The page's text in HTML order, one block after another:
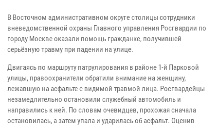
В Восточном административном округе столицы сотрудники
вневедомственной охраны Главного управления Росгвардии по
городу Москве оказали помощь гражданке, получившей
серьёзную травму при падении на улице.
Двигаясь по маршруту патрулирования в районе 1-й Парковой
улицы, правоохранители обратили внимание на женщину,
лежавшую на асфальте с видимой травмой лица. Росгвардейцы
незамедлительно остановили служебный автомобиль и
направились к ней. По словам очевидцев, прохожая сначала
остановилась, а затем упала и ударилась об асфальт. Оценив